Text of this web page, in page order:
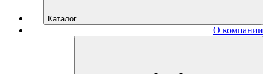
Каталог
О компании